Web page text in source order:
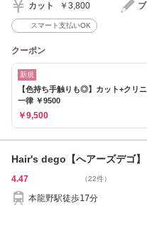
カット ￥3,800
スマート支払いOK
クーポン
新規
【色持ち手触りも◎】カット+クリ
一律 ￥9500
￥9,500
Hair's dego【へアーズデゴ】
4.47 （22件）
本龍野駅徒歩17分